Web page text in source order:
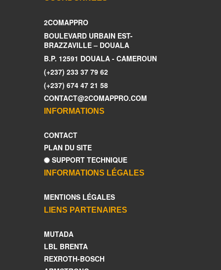
2COMAPPRO
BOULEVARD URBAIN EST-
BRAZZAVILLE – DOUALA
B.P. 12591 DOUALA - CAMEROUN
(+237) 233 37 79 62
(+237) 674 47 21 58
CONTACT@2COMAPPRO.COM
INFORMATIONS
CONTACT
PLAN DU SITE
SUPPORT TECHNIQUE
INFORMATIONS LÉGALES
MENTIONS LÉGALES
LIENS PARTENAIRES
MUTADA
LBL BRENTA
REXROTH-BOSCH